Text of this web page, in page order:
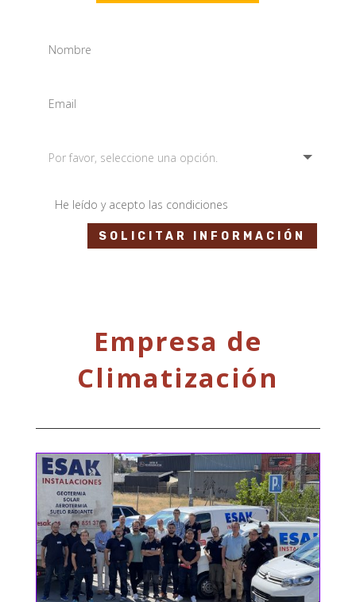
He leído y acepto las condiciones
SOLICITAR INFORMACIÓN
Empresa de
Climatización